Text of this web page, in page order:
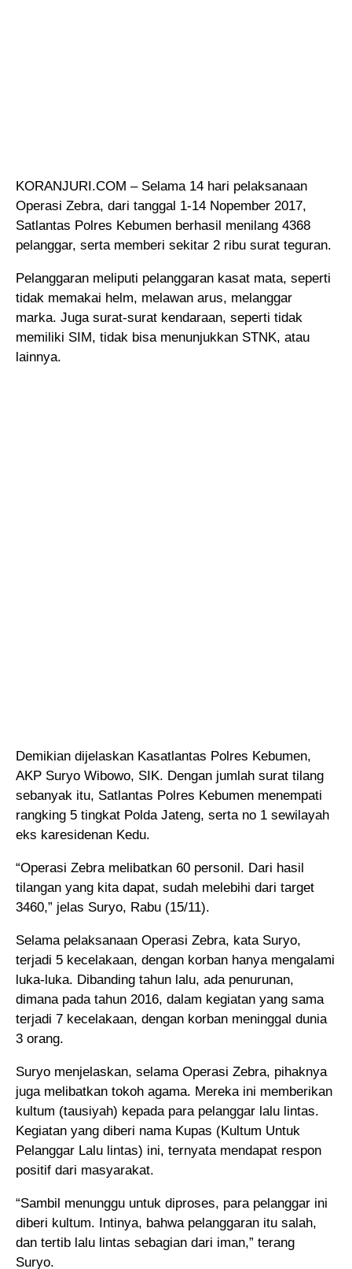
KORANJURI.COM – Selama 14 hari pelaksanaan
Operasi Zebra, dari tanggal 1-14 Nopember 2017,
Satlantas Polres Kebumen berhasil menilang 4368
pelanggar, serta memberi sekitar 2 ribu surat teguran.
Pelanggaran meliputi pelanggaran kasat mata, seperti
tidak memakai helm, melawan arus, melanggar
marka. Juga surat-surat kendaraan, seperti tidak
memiliki SIM, tidak bisa menunjukkan STNK, atau
lainnya.
Demikian dijelaskan Kasatlantas Polres Kebumen,
AKP Suryo Wibowo, SIK. Dengan jumlah surat tilang
sebanyak itu, Satlantas Polres Kebumen menempati
rangking 5 tingkat Polda Jateng, serta no 1 sewilayah
eks karesidenan Kedu.
“Operasi Zebra melibatkan 60 personil. Dari hasil
tilangan yang kita dapat, sudah melebihi dari target
3460,” jelas Suryo, Rabu (15/11).
Selama pelaksanaan Operasi Zebra, kata Suryo,
terjadi 5 kecelakaan, dengan korban hanya mengalami
luka-luka. Dibanding tahun lalu, ada penurunan,
dimana pada tahun 2016, dalam kegiatan yang sama
terjadi 7 kecelakaan, dengan korban meninggal dunia
3 orang.
Suryo menjelaskan, selama Operasi Zebra, pihaknya
juga melibatkan tokoh agama. Mereka ini memberikan
kultum (tausiyah) kepada para pelanggar lalu lintas.
Kegiatan yang diberi nama Kupas (Kultum Untuk
Pelanggar Lalu lintas) ini, ternyata mendapat respon
positif dari masyarakat.
“Sambil menunggu untuk diproses, para pelanggar ini
diberi kultum. Intinya, bahwa pelanggaran itu salah,
dan tertib lalu lintas sebagian dari iman,” terang
Suryo.